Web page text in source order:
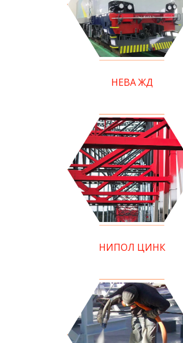
НЕВА ЖД
НИПОЛ ЦИНК